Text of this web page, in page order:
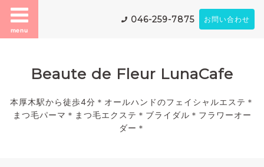
menu
046-259-7875 お問い合わせ
Beaute de Fleur LunaCafe
本厚木駅から徒歩4分＊オールハンドのフェイシャルエステ＊
まつ毛パーマ＊まつ毛エクステ＊ブライダル＊フラワーオー
ダー＊